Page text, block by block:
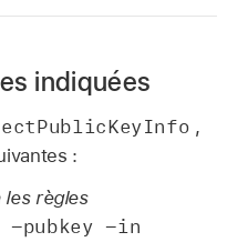
indiquées
,
:
les règles
-pubkey -in